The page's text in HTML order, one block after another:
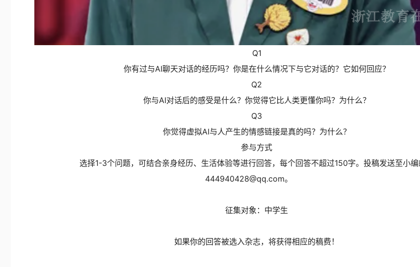
Q1
你有过与AI聊天对话的经历吗？你是在什么情况下与它对话的？它如何回应？
Q2
你与AI对话后的感受是什么？你觉得它比人类更懂你吗？为什么？
Q3
你觉得虚拟AI与人产生的情感链接是真的吗？为什么？
参与方式
选择1-3个问题，可结合亲身经历、生活体验等进行回答，每个回答不超过150字。投稿发送至小
444940428@qq.com。
征集对象：中学生
如果你的回答被选入杂志，将获得相应的稿费！